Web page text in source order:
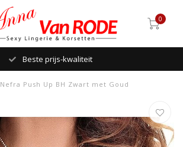
0
Gratis verzending naar NL & BE
Nefra Push Up BH Zwart met Goud